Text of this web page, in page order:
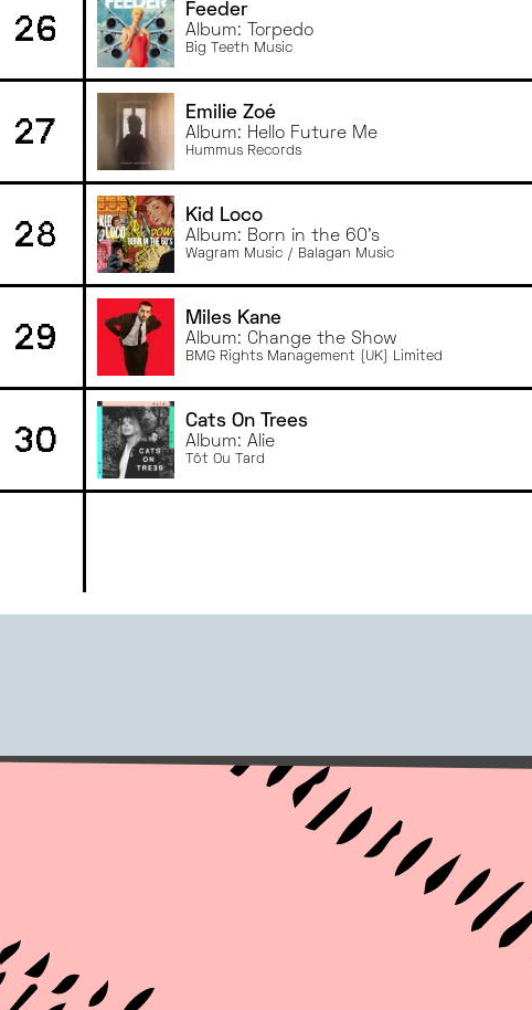
26 Feeder
Album: Torpedo
Big Teeth Music
27 Emilie Zoé
Album: Hello Future Me
Hummus Records
28 Kid Loco
Album: Born in the 60's
Wagram Music / Balagan Music
29 Miles Kane
Album: Change the Show
BMG Rights Management (UK) Limited
30 Cats On Trees
Album: Alie
Tôt Ou Tard